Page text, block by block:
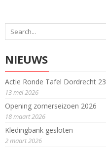
NIEUWS
Actie Ronde Tafel Dordrecht 23
13 mei 2026
Opening zomerseizoen 2026
18 maart 2026
Kledingbank gesloten
2 maart 2026